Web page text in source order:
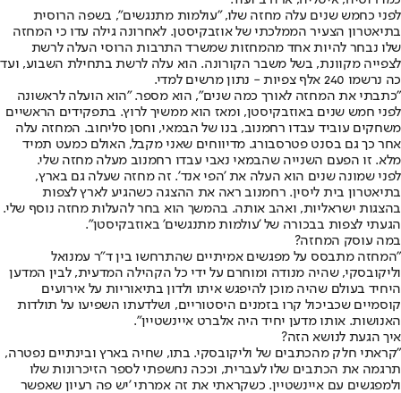
לפני כחמש שנים עלה מחזה שלו, "עולמות מתנגשים", בשפה הרוסית
בתיאטרון הצעיר הממלכתי של אוזבקיסטן. לאחרונה גילה עדו כי המחזה
שלו נבחר להיות אחד מהמחזות שמשרד התרבות הרוסי העלה לרשת
לצפייה מקוונת, בשל משבר הקורונה. הוא עלה לרשת בתחילת השבוע, ועד
כה נרשמו 240 אלף צפיות - נתון מרשים למדי.
"כתבתי את המחזה לאורך כמה שנים", הוא מספר. "הוא הועלה לראשונה
לפני חמש שנים באוזבקיסטן, ומאז הוא ממשיך לרוץ. בתפקידים הראשיים
משחקים עוביד עבדו רחמנוב, בנו של הבמאי, וחסן סליחוב. המחזה עלה
אחר כך גם בסנט פטרסבורג. מדיווחים שאני מקבל, האולם כמעט תמיד
מלא. זו הפעם השנייה שהבמאי נאבי עבדו רחמנוב מעלה מחזה שלי.
לפני שמונה שנים הוא העלה את 'הפי אנד'. זה מחזה שעלה גם בארץ,
בתיאטרון בית ליסין. רחמנוב ראה את ההצגה כשהגיע לארץ לצפות
בהצגות ישראליות, ואהב אותה. בהמשך הוא בחר להעלות מחזה נוסף שלי.
הגעתי לצפות בבכורה של 'עולמות מתנגשים' באוזבקיסטן".
במה עוסק המחזה?
"המחזה מתבסס על מפגשים אמיתיים שהתרחשו בין ד"ר עמנואל
וליקובסקי, שהיה מנודה ומוחרם על ידי כל הקהילה המדעית, לבין המדען
היחיד בעולם שהיה מוכן להיפגש איתו ולדון בתיאוריות על אירועים
קוסמיים שכביכול קרו בזמנים היסטוריים, ושלדעתו השפיעו על תולדות
האנושות. אותו מדען יחיד היה אלברט איינשטיין".
איך הגעת לנושא הזה?
"קראתי חלק מהכתבים של וליקובסקי. בתו, שחיה בארץ ובינתיים נפטרה,
תרגמה את הכתבים שלו לעברית, וככה נחשפתי לספר הזיכרונות שלו
ולמפגשים עם איינשטיין. כשקראתי את זה אמרתי 'יש פה רעיון שאפשר